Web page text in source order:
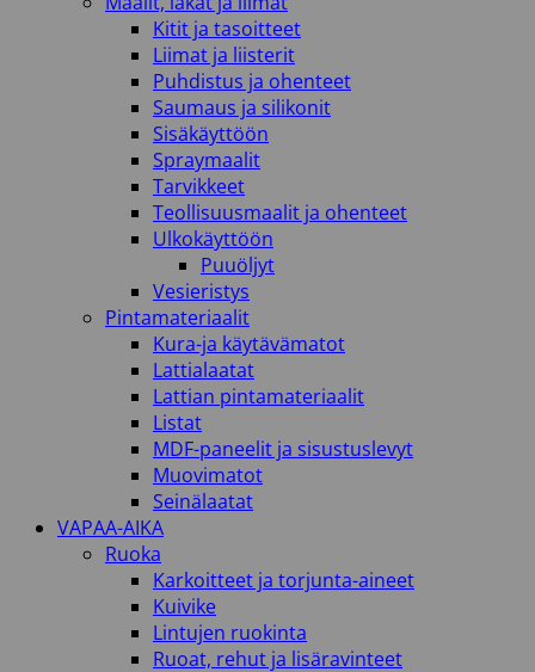
Kitit ja tasoitteet
Liimat ja liisterit
Puhdistus ja ohenteet
Saumaus ja silikonit
Sisäkäyttöön
Spraymaalit
Tarvikkeet
Teollisuusmaalit ja ohenteet
Ulkokäyttöön
Puuöljyt
Vesieristys
Pintamateriaalit
Kura-ja käytävämatot
Lattialaatat
Lattian pintamateriaalit
Listat
MDF-paneelit ja sisustuslevyt
Muovimatot
Seinälaatat
VAPAA-AIKA
Ruoka
Karkoitteet ja torjunta-aineet
Kuivike
Lintujen ruokinta
Ruoat, rehut ja lisäravinteet